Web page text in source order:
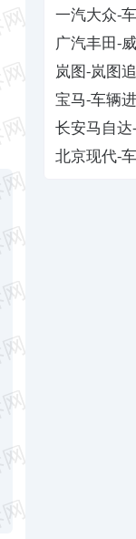
一汽大众-
广汽丰田-
磁
岚图-岚图
置与功能
宝马-车辆
长安马自
锈
北京现代-